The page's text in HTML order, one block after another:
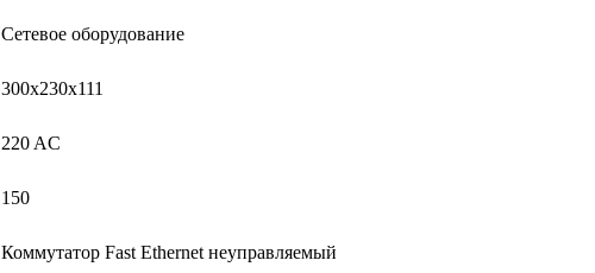
Сетевое оборудование
300х230х111
220 AC
150
Коммутатор Fast Ethernet неуправляемый